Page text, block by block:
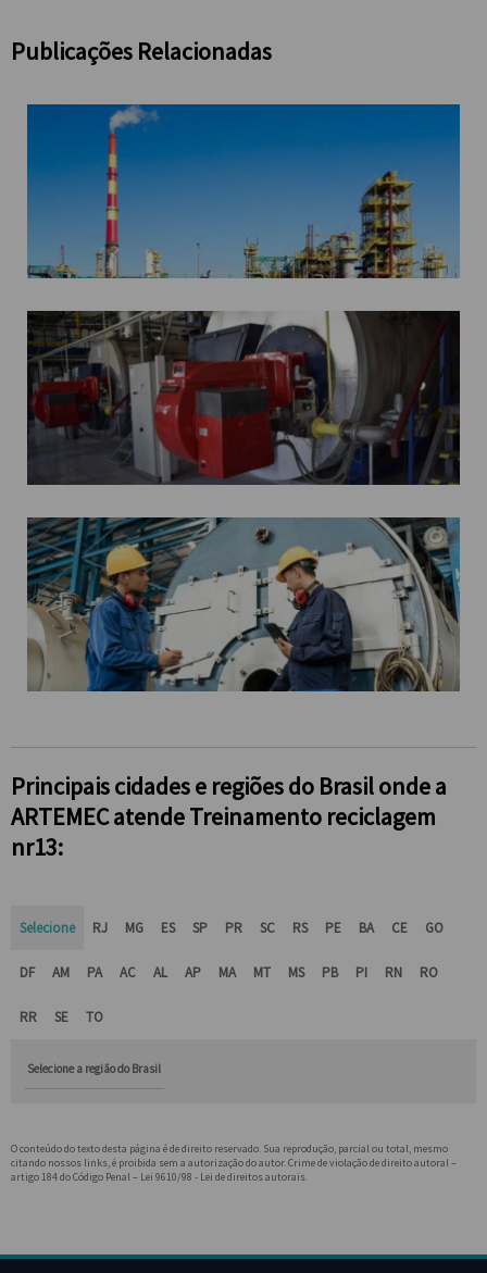
Publicações Relacionadas
Principais cidades e regiões do Brasil onde a
ARTEMEC atende Treinamento reciclagem
nr13:
Selecione RJ MG ES SP PR SC RS PE BA CE GO
DF AM PA AC AL AP MA MT MS PB PI RN RO
RR SE TO
Selecione a região do Brasil
O conteúdo do texto desta página é de direito reservado. Sua reprodução, parcial ou total, mesmo
citando nossos links, é proibida sem a autorização do autor. Crime de violação de direito autoral –
artigo 184 do Código Penal – Lei 9610/98 - Lei de direitos autorais